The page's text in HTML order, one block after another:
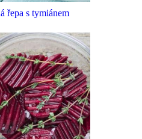
řepa s tymiánem